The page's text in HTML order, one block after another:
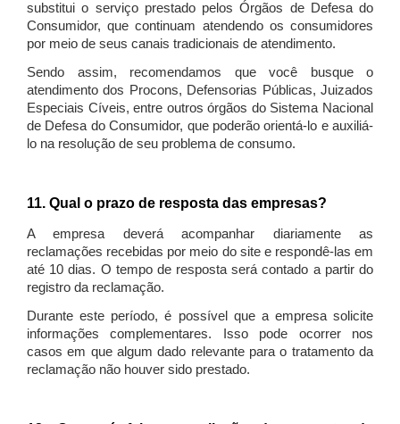
substitui o serviço prestado pelos Órgãos de Defesa do
Consumidor, que continuam atendendo os consumidores
por meio de seus canais tradicionais de atendimento.
Sendo assim, recomendamos que você busque o
atendimento dos Procons, Defensorias Públicas, Juizados
Especiais Cíveis, entre outros órgãos do Sistema Nacional
de Defesa do Consumidor, que poderão orientá-lo e auxiliá-
lo na resolução de seu problema de consumo.
11. Qual o prazo de resposta das empresas?
A empresa deverá acompanhar diariamente as
reclamações recebidas por meio do site e respondê-las em
até 10 dias. O tempo de resposta será contado a partir do
registro da reclamação.
Durante este período, é possível que a empresa solicite
informações complementares. Isso pode ocorrer nos
casos em que algum dado relevante para o tratamento da
reclamação não houver sido prestado.